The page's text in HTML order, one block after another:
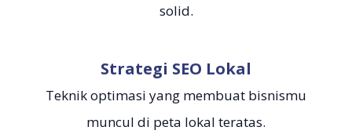
solid.
Strategi SEO Lokal
Teknik optimasi yang membuat bisnismu
muncul di peta lokal teratas.